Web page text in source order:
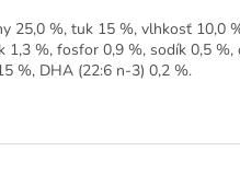
25,0 %, tuk 15 %, vlhkosť 10,0
1,3 %, fosfor 0,9 %, sodík 0,5 %,
%, DHA (22:6 n-3) 0,2 %.